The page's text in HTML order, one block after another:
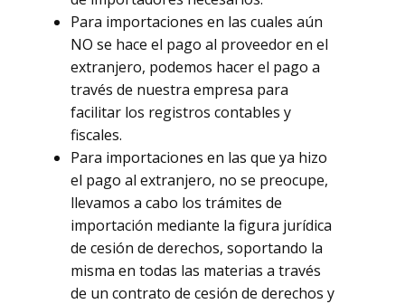
Para importaciones en las cuales aún
NO se hace el pago al proveedor en el
extranjero, podemos hacer el pago a
través de nuestra empresa para
facilitar los registros contables y
fiscales.
Para importaciones en las que ya hizo
el pago al extranjero, no se preocupe,
llevamos a cabo los trámites de
importación mediante la figura jurídica
de cesión de derechos, soportando la
misma en todas las materias a través
de un contrato de cesión de derechos y